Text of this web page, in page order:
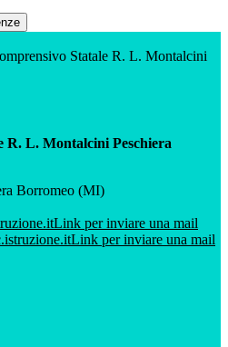
Statale R. L. Montalcini
R. L. Montalcini Peschiera
Borromeo (MI)
Link per inviare una mail
Link per inviare una mail